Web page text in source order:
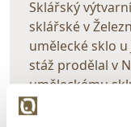
Sklářský
sklářské v
umělecké sklo u
stáž prodělal v
uměleckému
důležitou úlohu